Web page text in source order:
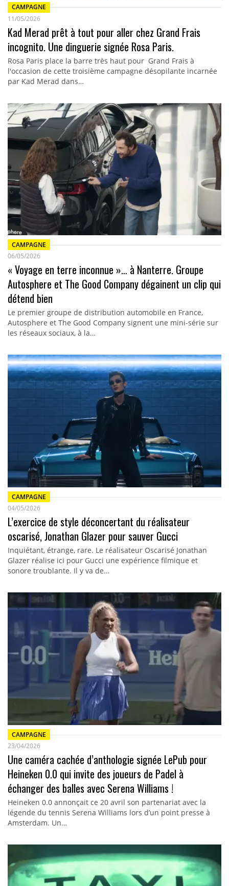
CAMPAGNE
11/05/2026
Kad Merad prêt à tout pour aller chez Grand Frais
incognito. Une dinguerie signée Rosa Paris.
Rosa Paris place la barre très haut pour Grand Frais à
l'occasion de cette troisième campagne désopilante incarnée
par Kad Merad dans…
CAMPAGNE
06/05/2026
« Voyage en terre inconnue »… à Nanterre. Groupe
Autosphere et The Good Company dégainent un clip qui
détend bien
Le premier groupe de distribution automobile en France,
Autosphere et The Good Company signent une mini-série sur
les réseaux sociaux, à la…
CAMPAGNE
04/05/2026
L’exercice de style déconcertant du réalisateur
oscarisé, Jonathan Glazer pour sauver Gucci
Inquiétant, étrange, rare. Le réalisateur Oscarisé Jonathan
Glazer réalise ici pour Gucci une expérience filmique et
sonore troublante. Il y va de…
CAMPAGNE
23/04/2026
Une caméra cachée d’anthologie signée LePub pour
Heineken 0.0 qui invite des joueurs de Padel à
échanger des balles avec Serena Williams !
Heineken 0.0 annonçait ce 20 avril son partenariat avec la
légende du tennis Serena Williams lors d’un point presse à
Amsterdam. Un…